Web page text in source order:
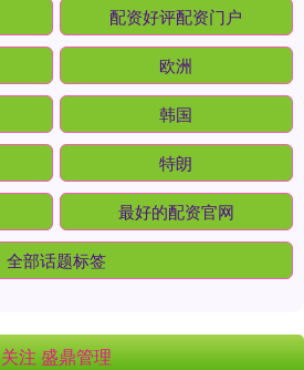
配资好评配资门户
欧洲
韩国
特朗
最好的配资官网
全部话题标签
关注 盛鼎管理